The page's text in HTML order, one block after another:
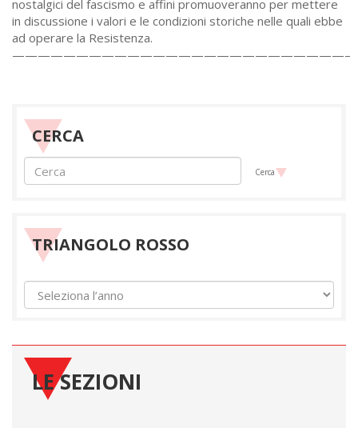
nostalgici del fascismo e affini promuoveranno per mettere
in discussione i valori e le condizioni storiche nelle quali ebbe
ad operare la Resistenza.
——————————————————————————–
CERCA
Cerca
TRIANGOLO ROSSO
LE SEZIONI